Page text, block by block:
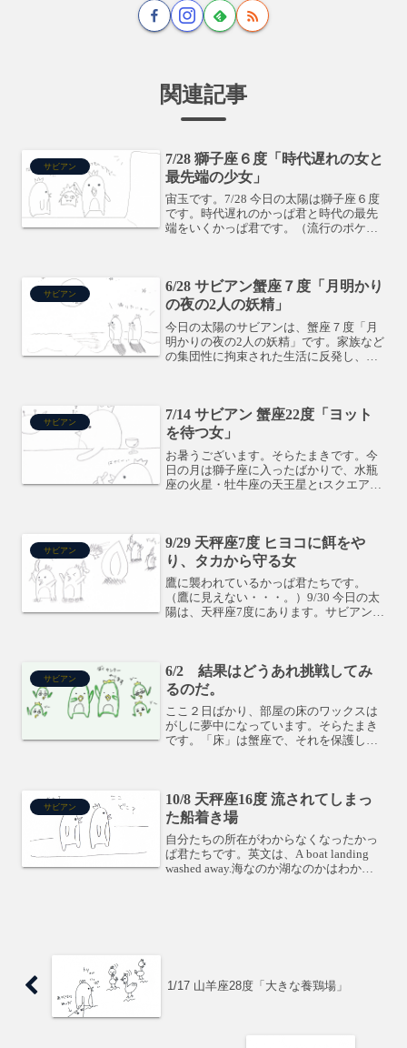
関連記事
サビアン
7/28 獅子座６度「時代遅れの女と
最先端の少女」
宙玉です。7/28 今日の太陽は獅子座６度
です。時代遅れのかっぱ君と時代の最先
端をいくかっぱ君です。（流行のポケモ
も。太陽には土星が...
サビアン
6/28 サビアン蟹座７度「月明かり
の夜の2人の妖精」
今日の太陽のサビアンは、蟹座７度「月
明かりの夜の2人の妖精」です。家族など
の集団性に拘束された生活に反発し、心
です。今日の月は土星と...
サビアン
7/14 サビアン 蟹座22度「ヨット
を待つ女」
お暑うございます。そらたまきです。今
日の月は獅子座に入ったばかりで、水瓶
座の火星・牡牛座の天王星とtスクエア。
らさは感じるかもしれま...
サビアン
9/29 天秤座7度 ヒヨコに餌をや
り、タカから守る女
鷹に襲われているかっぱ君たちです。
（鷹に見えない・・・。）9/30 今日の太
陽は、天秤座7度にあります。サビアンは
① 襲われない...
サビアン
6/2 結果はどうあれ挑戦してみ
るのだ。
ここ２日ばかり、部屋の床のワックスは
がしに夢中になっています。そらたまき
です。「床」は蟹座で、それを保護して
をはがしているという構図...
サビアン
10/8 天秤座16度 流されてしまっ
た船着き場
自分たちの所在がわからなくなったかっ
ぱ君たちです。英文は、A boat landing
washed away.海なのか湖なのかはわかり
1/17 山羊座28度「大きな養鶏場」